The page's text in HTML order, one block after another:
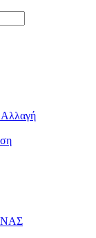
Αλλαγή